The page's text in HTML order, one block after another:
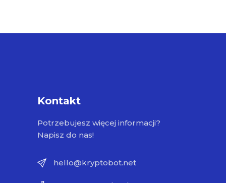
Kontakt
Potrzebujesz więcej informacji?
Napisz do nas!
hello@kryptobot.net